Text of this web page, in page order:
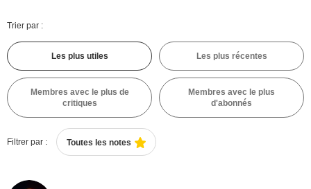
Trier par :
Les plus utiles Les plus récentes
Membres avec le plus de
critiques
Membres avec le plus
d'abonnés
Filtrer par : Toutes les notes